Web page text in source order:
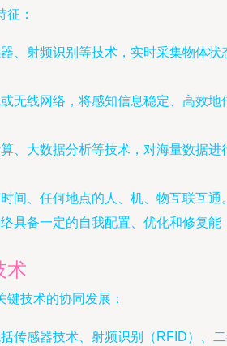
：
器、射频识别等技术，实时采集物体状
无线网络，将感知信息稳定、高效地
算、大数据分析等技术，对海量数据进
时间、任何地点的人、机、物互联互通
络具备一定的自我配置、优化和修复能
术
技术的协同发展：
括传感器技术、射频识别（RFID）、